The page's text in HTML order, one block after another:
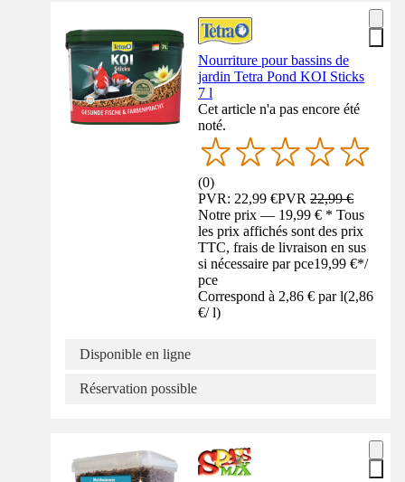
Nourriture pour bassins de
jardin Tetra Pond KOI Sticks
7 l
Cet article n'a pas encore été
noté.
(0)
PVR: 22,99 €PVR22,99 €
Notre prix — 19,99 € * Tous
les prix affichés sont des prix
TTC, frais de livraison en sus
si nécessaire par pce19,99 €*/
pce
Correspond à 2,86 € par l(2,86
€/ l)
Disponible en ligne
Réservation possible